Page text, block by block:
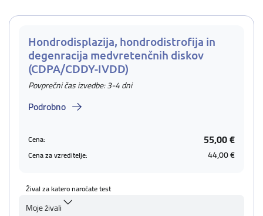
Hondrodisplazija, hondrodistrofija in
degenracija medvretenčnih diskov
(CDPA/CDDY-IVDD)
Povprečni čas izvedbe: 3-4 dni
Podrobno
Cena: 55,00 €
Cena za vzreditelje: 44,00 €
Žival za katero naročate test
Moje živali